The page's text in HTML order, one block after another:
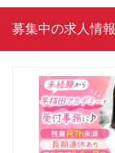
募集中の求人情報